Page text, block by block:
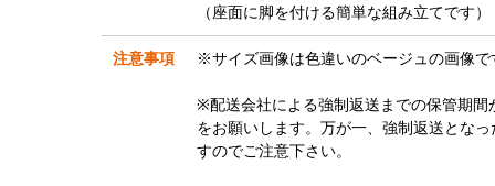
（座面に脚を付ける簡単な組み立てです）
注意事項 ※サイズ画像は色違いのベージュの画像で
※配送会社による強制返送までの保管期
をお願いします。万が一、強制返送とな
すのでご注意下さい。